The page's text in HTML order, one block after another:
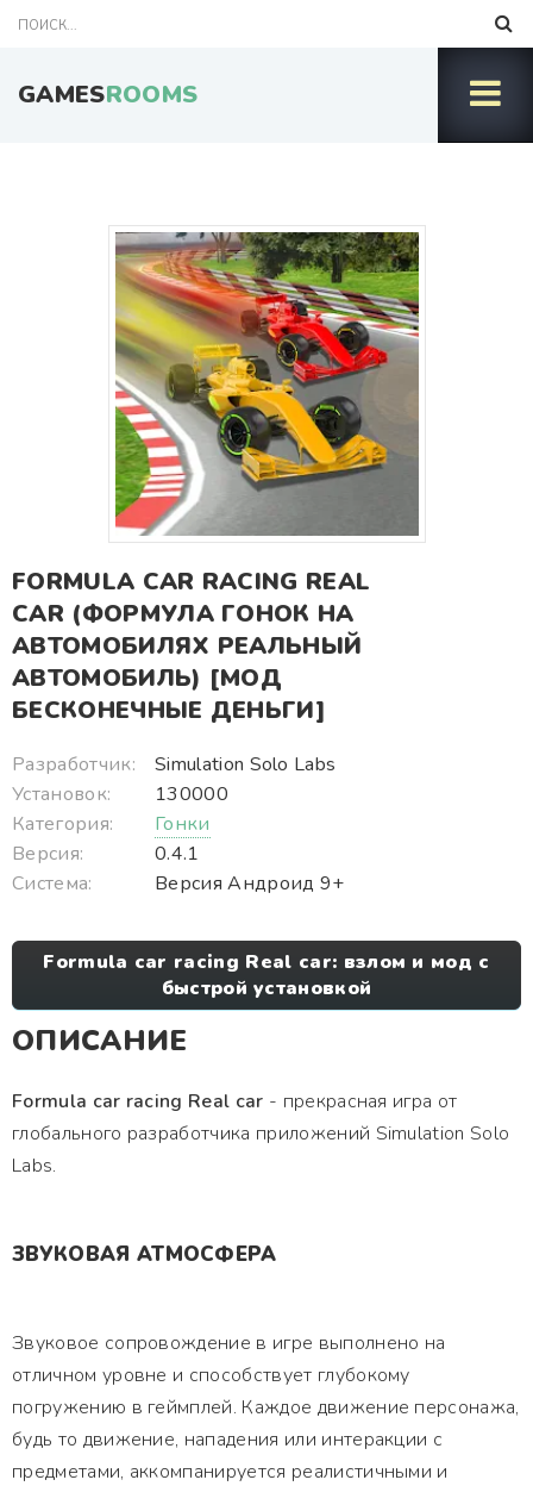
GAMESROOMS
FORMULA CAR RACING REAL
CAR (ФОРМУЛА ГОНОК НА
АВТОМОБИЛЯХ РЕАЛЬНЫЙ
АВТОМОБИЛЬ) [МОД
БЕСКОНЕЧНЫЕ ДЕНЬГИ]
Разработчик:
Simulation Solo Labs
Установок:
130000
Категория:
Гонки
Версия:
0.4.1
Система:
Версия Андроид 9+
Formula car racing Real car: взлом и мод с
быстрой установкой
ОПИСАНИЕ
Formula car racing Real car - прекрасная игра от
глобального разработчика приложений Simulation Solo
Labs.
ЗВУКОВАЯ АТМОСФЕРА
Звуковое сопровождение в игре выполнено на
отличном уровне и способствует глубокому
погружению в геймплей. Каждое движение персонажа,
будь то движение, нападения или интеракции с
предметами, аккомпанируется реалистичными и